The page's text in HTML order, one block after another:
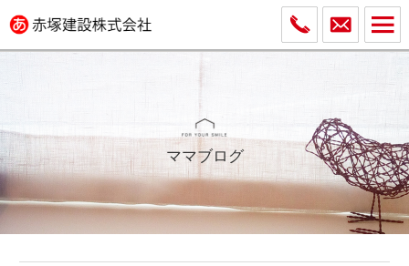
ママブログ